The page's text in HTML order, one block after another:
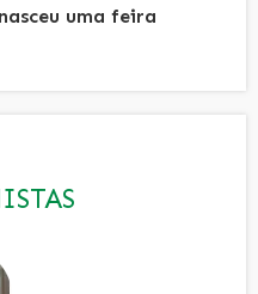
uma feira